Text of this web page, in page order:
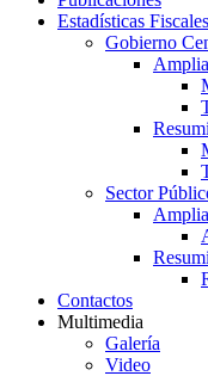
Estadísticas Fiscales
Gobierno
Sector
Contactos
Multimedia
Galería
Video